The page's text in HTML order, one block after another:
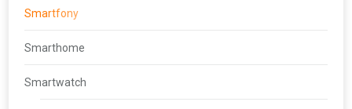
Smartfony
Smarthome
Smartwatch